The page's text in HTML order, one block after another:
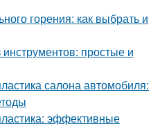
горения: как выбрать и
простые и
салона автомобиля:
эффективные